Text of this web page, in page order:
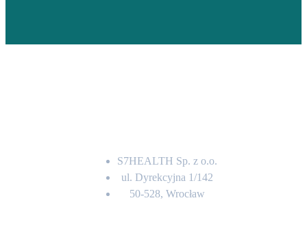
S7HEALTH Sp. z o.o.
ul. Dyrekcyjna 1/142
50-528, Wrocław